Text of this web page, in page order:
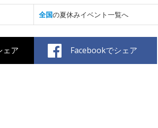
全国の夏休みイベント一覧へ
ア Facebookでシェア